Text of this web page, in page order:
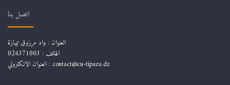
اتصل بنا
العنوان : واد مرزوق تيبازة
الهاتف : 024371003
العنوان الالكتروني : contact@cu-tipaza.dz